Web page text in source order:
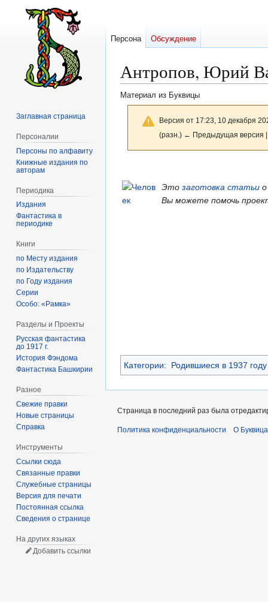
Антропов, Юрий
Материал из Буквицы
Версия от 17:23, 10 декабря
(разн.) ← Предыдущая версия
к
навигации
к
поиску
Это заготовка статьи
Вы можете помочь
Категории: Родившиеся в 1937 году
Персона Обсуждение
Заглавная страница
Персоналии
Персоны по алфавиту
Книжные издания по
авторам
Периодика
Издания
Фантастика в
периодике
Книги
по Месту издания
по Издательству
по Году издания
Серии
Особо: «Рамка»
Разделы и Проекты
Русская фантастика
до 1917 г.
История Фэндома
Фантастика Башкирии
Разное
Свежие правки
Новые страницы
Справка
Инструменты
Ссылки сюда
Связанные правки
Служебные страницы
Версия для печати
Постоянная ссылка
Сведения о странице
На других языках
Добавить ссылки
Страница в последний раз была
Политика конфиденциальности О Буквица